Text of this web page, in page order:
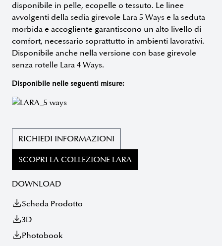
disponibile in pelle, ecopelle o tessuto. Le linee
avvolgenti della sedia girevole Lara 5 Ways e la seduta
morbida e accogliente garantiscono un alto livello di
comfort, necessario soprattutto in ambienti lavorativi.
Disponibile anche nella versione con base girevole
senza rotelle Lara 4 Ways.
Disponibile nelle seguenti misure:
RICHIEDI INFORMAZIONI
SCOPRI LA COLLEZIONE LARA
DOWNLOAD
Scheda Prodotto
3D
Photobook